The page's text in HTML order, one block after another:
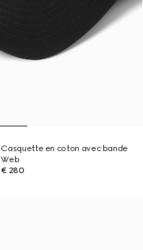
Casquette en coton avec bande
Web
€ 280